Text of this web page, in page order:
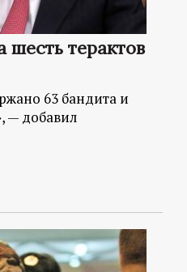
терактов
63 бандита и
— добавил